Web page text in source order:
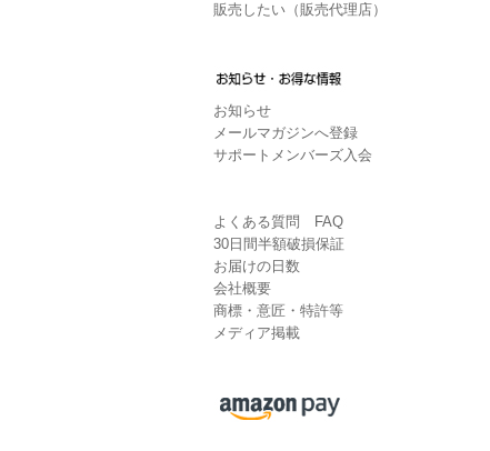
販売したい（販売代理店）
お知らせ
メールマガジンへ登録
サポートメンバーズ入会
よくある質問 FAQ
30日間半額破損保証
お届けの日数
会社概要
商標・意匠・特許等
メディア掲載